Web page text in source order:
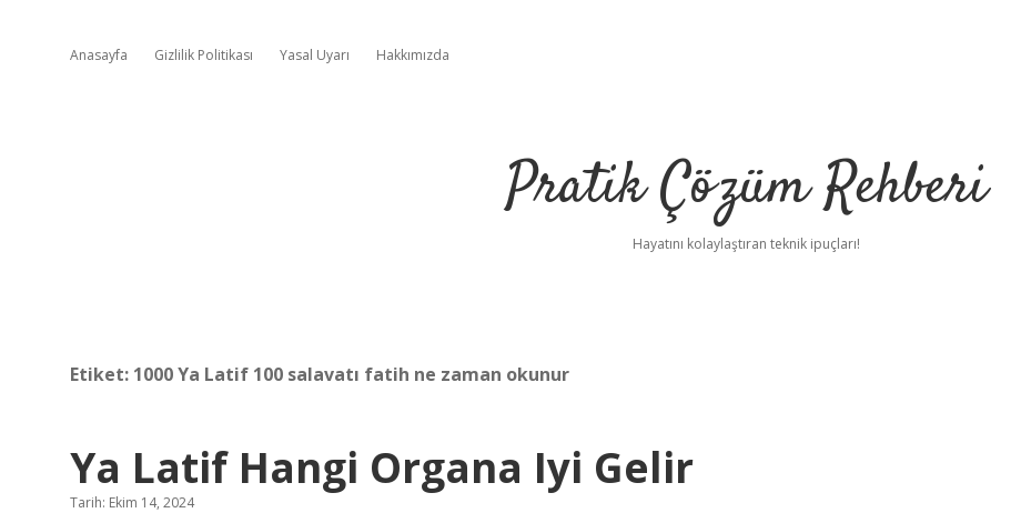
Anasayfa Gizlilik Politikası Yasal Uyarı Hakkımızda
Pratik Çözüm Rehberi
Hayatını kolaylaştıran teknik ipuçları!
Etiket: 1000 Ya Latif 100 salavatı fatih ne zaman okunur
Ya Latif Hangi Organa Iyi Gelir
Tarih: Ekim 14, 2024